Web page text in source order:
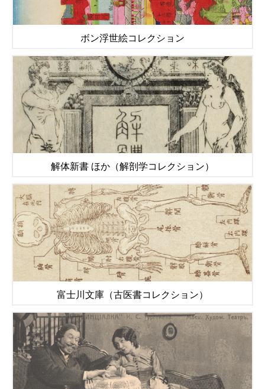
ボン浮世絵コレクション
解体新書 ほか（解剖学コレクション）
富士川文庫（古医書コレクション）